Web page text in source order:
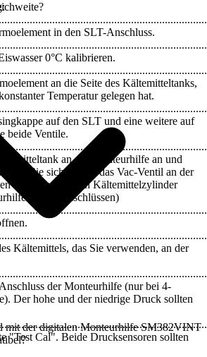
in den SLT-Anschluss.
0°C kalibrieren.
an die Seite des Kältemitteltanks,
Temperatur gelegen hat.
auf den SLT und eine weitere auf
beide Ventile.
an der Monteurhilfe an und
Sie sicher, dass das Vac-Ventil an der
ist, bevor Sie den Kältemittelzylinder
mit 4 Anschlüssen)
Kältemittels, das Sie verwenden, an der
der Monteurhilfe (nur bei 4-
Der hohe und der niedrige Druck sollten
"Test Cal". Beide Drucksensoren sollten
mit der digitalen Monteurhilfe SM382VINT